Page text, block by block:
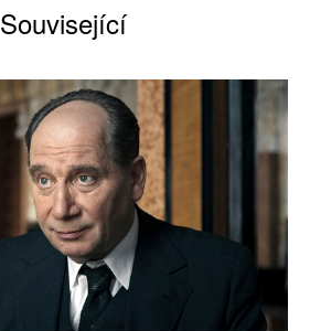
Související